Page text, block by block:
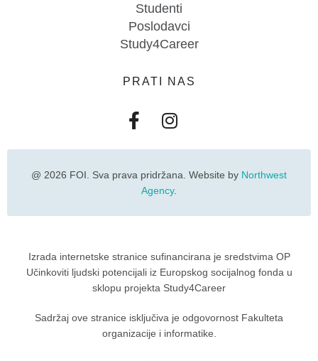
Studenti
Poslodavci
Study4Career
PRATI NAS
@ 2026 FOI. Sva prava pridržana. Website by Northwest
Agency.
Izrada internetske stranice sufinancirana je sredstvima OP
Učinkoviti ljudski potencijali iz Europskog socijalnog fonda u
sklopu projekta Study4Career
Sadržaj ove stranice isključiva je odgovornost Fakulteta
organizacije i informatike.